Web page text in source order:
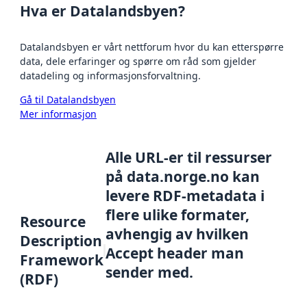
Hva er Datalandsbyen?
Datalandsbyen er vårt nettforum hvor du kan etterspørre
data, dele erfaringer og spørre om råd som gjelder
datadeling og informasjonsforvaltning.
Gå til Datalandsbyen
Mer informasjon
Resource
Description
Framework
(RDF)
Alle URL-er til ressurser
på data.norge.no kan
levere RDF-metadata i
flere ulike formater,
avhengig av hvilken
Accept header man
sender med.